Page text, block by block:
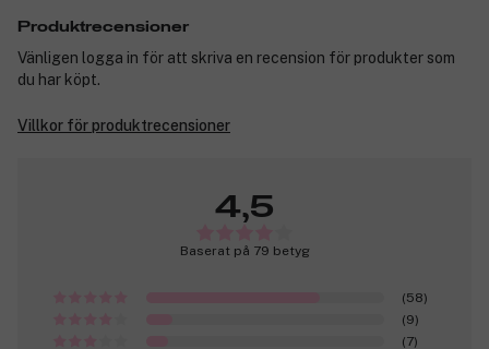
Produktrecensioner
Vänligen logga in för att skriva en recension för produkter som
du har köpt.
Villkor för produktrecensioner
4,5
Baserat på 79 betyg
(58)
(9)
(7)